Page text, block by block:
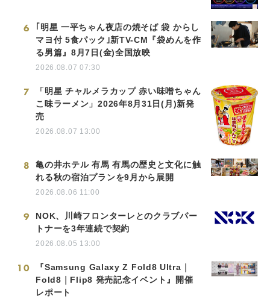
6
｢明星 一平ちゃん夜店の焼そば 袋 からし
マヨ付 5食パック｣新TV-CM『袋めんを作
る男篇』8月7日(金)全国放映
2026.08.07 07:30
7
「明星 チャルメラカップ 赤い味噌ちゃん
こ味ラーメン」2026年8月31日(月)新発
売
2026.08.07 13:00
8
亀の井ホテル 有馬 有馬の歴史と文化に触
れる秋の宿泊プランを9月から展開
2026.08.06 11:00
9
NOK、川崎フロンターレとのクラブパー
トナーを3年連続で契約
2026.08.05 13:00
10
『Samsung Galaxy Z Fold8 Ultra｜
Fold8｜Flip8 発売記念イベント』開催
レポート